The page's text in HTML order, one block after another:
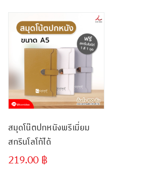
สมุดโน๊ตปกหนังพรีเมี่ยม
สกรีนโลโก้ได้
219.00 ฿